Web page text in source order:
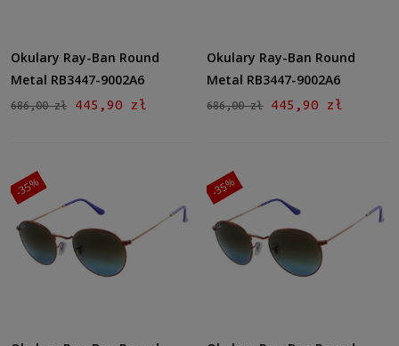
Okulary Ray-Ban Round
Metal RB3447-9002A6
686,00 zł 445,90 zł
Okulary Ray-Ban Round
Metal RB3447-9002A6
686,00 zł 445,90 zł
-35% -35%